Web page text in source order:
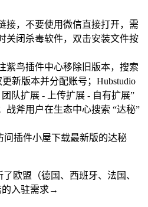
接，不要使用微信直接打开，需
关闭杀毒软件，双击安装文件按
紫鸟插件中心移除旧版本，搜索
新版本并分配账号；Hubstudio
队扩展 - 上传扩展 - 自有扩展”
战斧用户在生态中心搜索 “达秘”
问插件小屋下载最新版的达秘
欧盟（德国、西班牙、法国、
的入驻需求→